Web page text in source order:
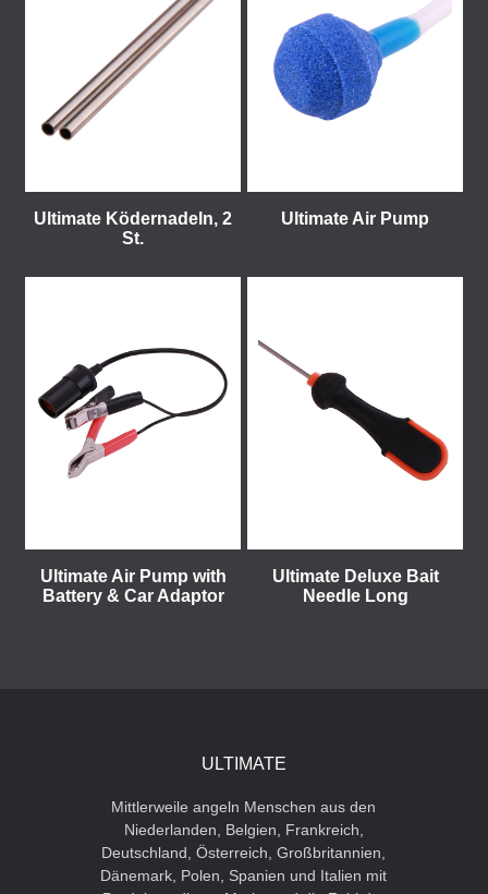
Ultimate Ködernadeln, 2
St.
Ultimate Air Pump
Ultimate Air Pump with
Battery & Car Adaptor
Ultimate Deluxe Bait
Needle Long
ULTIMATE
Mittlerweile angeln Menschen aus den
Niederlanden, Belgien, Frankreich,
Deutschland, Österreich, Großbritannien,
Dänemark, Polen, Spanien und Italien mit